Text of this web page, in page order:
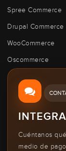
Spree Commerce
Drupal Commerce
WooCommerce
Oscommerce
Cuéntanos
medio de